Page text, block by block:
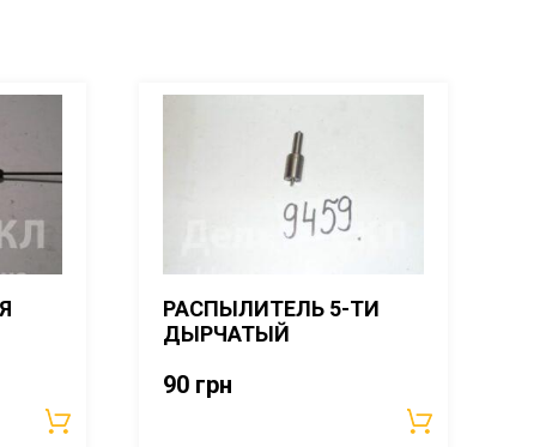
РАСПЫЛИТЕЛЬ 5-ТИ
ДЫРЧАТЫЙ
90 грн